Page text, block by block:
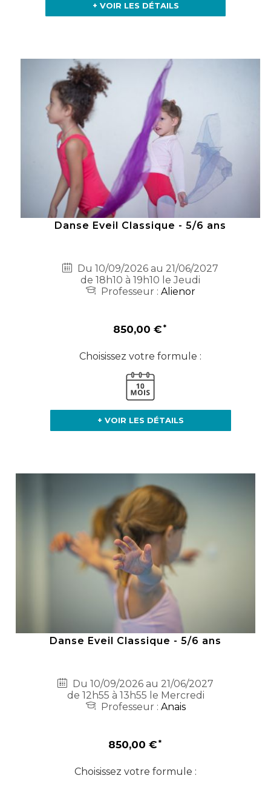
+ VOIR LES DÉTAILS
Danse Eveil Classique - 5/6 ans
Du 10/09/2026 au 21/06/2027
de 18h10 à 19h10 le Jeudi
Professeur : Alienor
850,00 €
Choisissez votre formule :
+ VOIR LES DÉTAILS
Danse Eveil Classique - 5/6 ans
Du 10/09/2026 au 21/06/2027
de 12h55 à 13h55 le Mercredi
Professeur : Anais
850,00 €
Choisissez votre formule :